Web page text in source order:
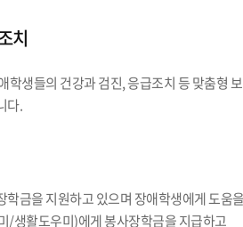
치
학생들의 건강과 검진, 응급조치 등 맞춤형
다.
학금을 지원하고 있으며 장애학생에게 도움
/생활도우미)에게 봉사장학금을 지급하고